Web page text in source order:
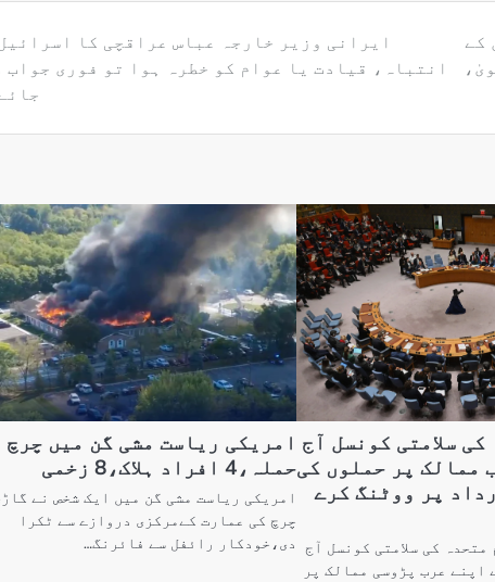
کے
ایرانی وزیر خارجہ عباس عراقچی کا
انتباہ، قیادت یا عوام کو خطرہ ہوا تو فوری جواب
سلامتی کونسل آج
ممالک پر حملوں کی
پر ووٹنگ کرے
کی سلامتی کونسل آج
اپنے عرب پڑوسی ممالک پر
امریکی ریاست مشی گن میں چرچ
حملہ،4 افراد ہلاک،8 زخمی
امریکی ریاست مشی گن میں ایک شخص نے
چرچ کی عمارت کےمرکزی دروازے سے ٹکرا
دی،خودکار رائفل سے فائرنگ…